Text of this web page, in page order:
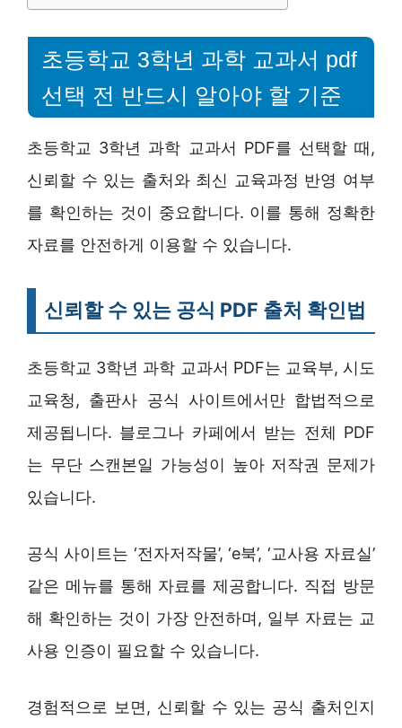
초등학교 3학년 과학 교과서 pdf
선택 전 반드시 알아야 할 기준
초등학교 3학년 과학 교과서 PDF를 선택할 때,
신뢰할 수 있는 출처와 최신 교육과정 반영 여부
를 확인하는 것이 중요합니다. 이를 통해 정확한
자료를 안전하게 이용할 수 있습니다.
신뢰할 수 있는 공식 PDF 출처 확인법
초등학교 3학년 과학 교과서 PDF는 교육부, 시도
교육청, 출판사 공식 사이트에서만 합법적으로
제공됩니다. 블로그나 카페에서 받는 전체 PDF
는 무단 스캔본일 가능성이 높아 저작권 문제가
있습니다.
공식 사이트는 ‘전자저작물’, ‘e북’, ‘교사용 자료실’
같은 메뉴를 통해 자료를 제공합니다. 직접 방문
해 확인하는 것이 가장 안전하며, 일부 자료는 교
사용 인증이 필요할 수 있습니다.
경험적으로 보면, 신뢰할 수 있는 공식 출처인지